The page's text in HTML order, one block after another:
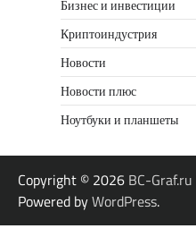
Бизнес и инвестиции
Криптоиндустрия
Новости
Новости плюс
Ноутбуки и планшеты
Copyright © 2026 BC-Graf.ru
Powered byWordPress.